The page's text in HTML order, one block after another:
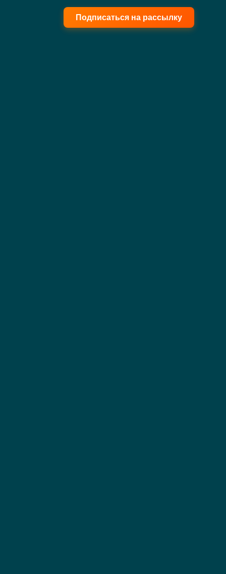
Подписаться на рассылку